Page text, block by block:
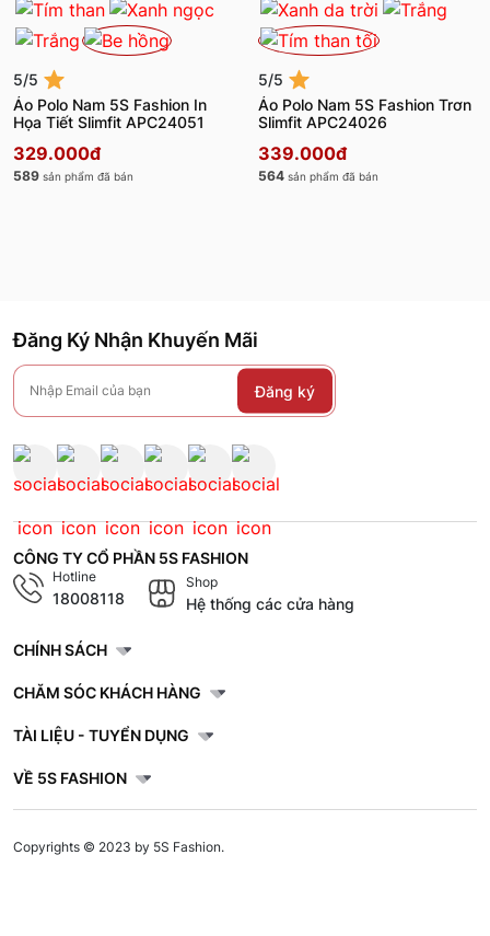
5/5
Áo Polo Nam 5S Fashion In
Họa Tiết Slimfit APC24051
329.000đ
589 sản phẩm đã bán
5/5
Áo Polo Nam 5S Fashion Trơn
Slimfit APC24026
339.000đ
564 sản phẩm đã bán
Đăng Ký Nhận Khuyến Mãi
Đăng ký
CÔNG TY CỔ PHẦN 5S FASHION
Hotline
18008118
Shop
Hệ thống các cửa hàng
CHÍNH SÁCH
CHĂM SÓC KHÁCH HÀNG
TÀI LIỆU - TUYỂN DỤNG
VỀ 5S FASHION
Copyrights © 2023 by 5S Fashion.